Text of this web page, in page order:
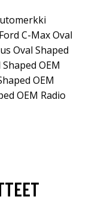
C-Max Oval
Oval Shaped
OEM
OEM
OEM Radio